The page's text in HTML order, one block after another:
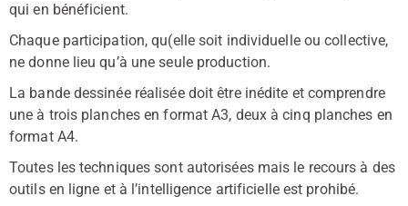
qui en bénéficient.
Chaque participation, qu(elle soit individuelle ou collective,
ne donne lieu qu’à une seule production.
La bande dessinée réalisée doit être inédite et comprendre
une à trois planches en format A3, deux à cinq planches en
format A4.
Toutes les techniques sont autorisées mais le recours à des
outils en ligne et à l’intelligence artificielle est prohibé.